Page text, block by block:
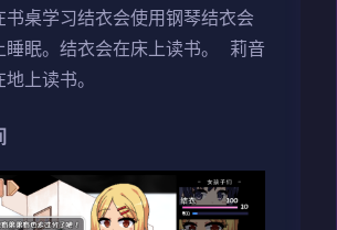
书桌学习结衣会使用钢琴结衣会
眠。 结衣会在床上读书。
莉音
上读书。